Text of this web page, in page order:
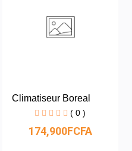
Climatiseur Boreal
( 0 )
174,900FCFA